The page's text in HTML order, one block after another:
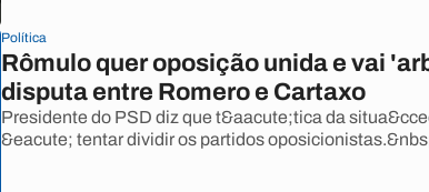
Política
Rômulo quer oposição unida e vai
disputa entre Romero e Cartaxo
Presidente do PSD diz que t&aacute;tica da
&eacute; tentar dividir os partidos